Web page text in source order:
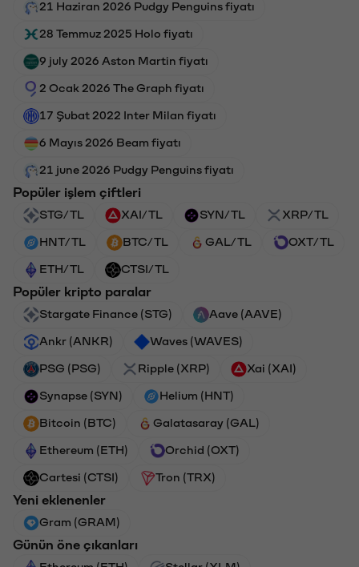
21 Haziran 2026 Pudgy Penguins fiyatı
28 Temmuz 2025 Holo fiyatı
9 july 2026 Aston Martin fiyatı
2 Ocak 2026 The Graph fiyatı
17 Şubat 2022 Inter Milan fiyatı
6 Mayıs 2026 Beam fiyatı
21 june 2026 Pudgy Penguins fiyatı
Popüler işlem çiftleri
STG/TL XAI/TL SYN/TL XRP/TL
HNT/TL BTC/TL GAL/TL OXT/TL
ETH/TL CTSI/TL
Popüler kripto paralar
Stargate Finance (STG) Aave (AAVE)
Ankr (ANKR) Waves (WAVES)
PSG (PSG) Ripple (XRP) Xai (XAI)
Synapse (SYN) Helium (HNT)
Bitcoin (BTC) Galatasaray (GAL)
Ethereum (ETH) Orchid (OXT)
Cartesi (CTSI) Tron (TRX)
Yeni eklenenler
Gram (GRAM)
Günün öne çıkanları